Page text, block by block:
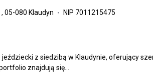
05-080 Klaudyn NIP 7011215475
z siedzibą w Klaudynie, oferujący
znajdują się...